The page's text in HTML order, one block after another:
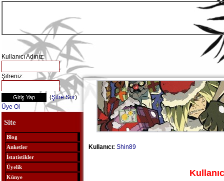
Kullanıcı Adınız:
Şifreniz:
(Şifre Sor)
Üye Ol
Site
Blog
Anketler
İstatistikler
Üyelik
Künye
Kullanıcı: Shin89